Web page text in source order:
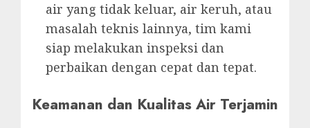
air yang tidak keluar, air keruh, atau
masalah teknis lainnya, tim kami
siap melakukan inspeksi dan
perbaikan dengan cepat dan tepat.
Keamanan dan Kualitas Air Terjamin